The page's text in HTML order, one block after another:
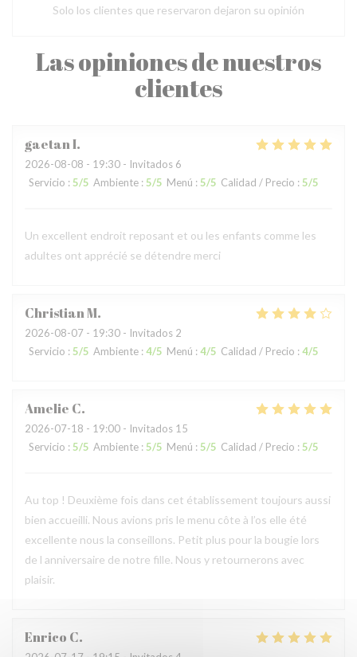
Las opiniones de nuestros
clientes
gaetanI
2026-08-08 - 19:30 - Invitados 6
Servicio : 5/5 Ambiente : 5/5 Menú : 5/5 Calidad / Precio : 5/5
Un excellent endroit reposant et ou les enfants comme les
adultes ont apprécié se détendre merci
ChristianM
2026-08-07 - 19:30 - Invitados 2
Servicio : 5/5 Ambiente : 4/5 Menú : 4/5 Calidad / Precio : 4/5
Amelie C
2026-07-18 - 19:00 - Invitados 15
Servicio : 5/5 Ambiente : 5/5 Menú : 5/5 Calidad / Precio : 5/5
Au top ! Deuxième fois dans cet établissement toujours aussi
bien accueilli. Nous avions pris le menu côte à l’os elle été
excellente nous la conseillons. Petit plus pour la bougie lors
de l anniversaire de notre fille. Nous y retournerons avec
plaisir.
Enrico C
Solo los clientes que reservaron dejaron su opinión